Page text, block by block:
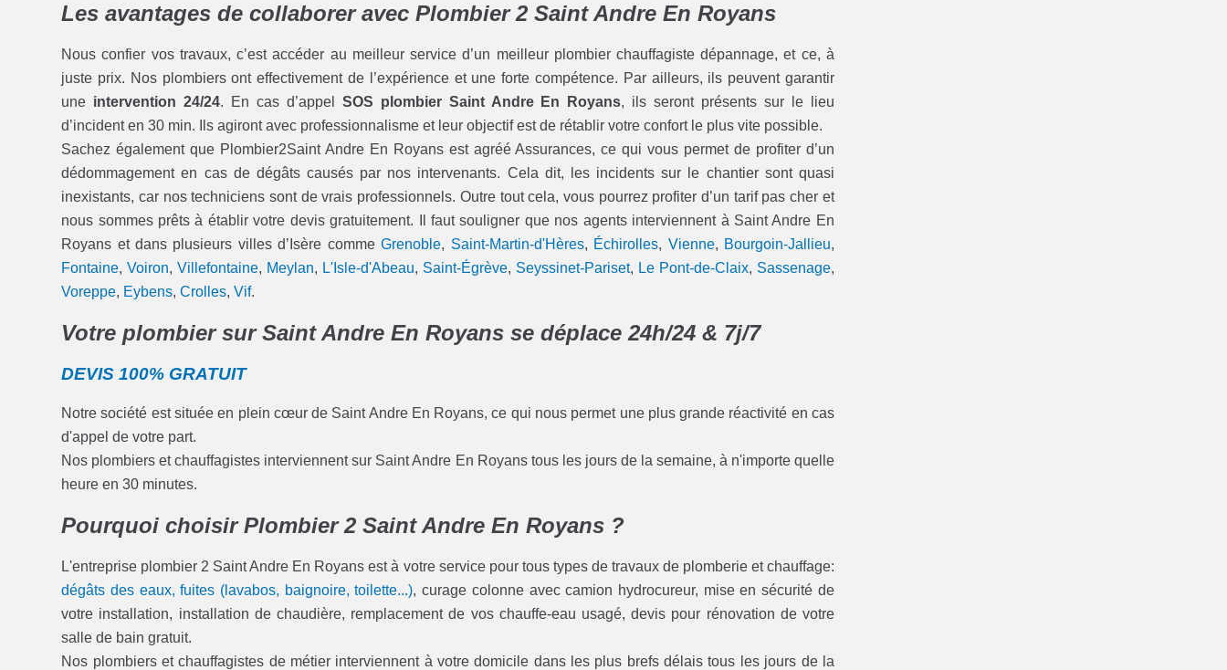
Les avantages de collaborer avec Plombier 2 Saint Andre En Royans
Nous confier vos travaux, c’est accéder au meilleur service d’un meilleur plombier chauffagiste dépannage, et ce, à
juste prix. Nos plombiers ont effectivement de l’expérience et une forte compétence. Par ailleurs, ils peuvent garantir
une intervention 24/24. En cas d’appel SOS plombier Saint Andre En Royans, ils seront présents sur le lieu
d’incident en 30 min. Ils agiront avec professionnalisme et leur objectif est de rétablir votre confort le plus vite possible.
Sachez également que Plombier2Saint Andre En Royans est agréé Assurances, ce qui vous permet de profiter d’un
dédommagement en cas de dégâts causés par nos intervenants. Cela dit, les incidents sur le chantier sont quasi
inexistants, car nos techniciens sont de vrais professionnels. Outre tout cela, vous pourrez profiter d’un tarif pas cher et
nous sommes prêts à établir votre devis gratuitement. Il faut souligner que nos agents interviennent à Saint Andre En
Royans et dans plusieurs villes d’Isère commeGrenoble, Saint-Martin-d'Hères, Échirolles, Vienne, Bourgoin-Jallieu,
Fontaine,Voiron,Villefontaine, Meylan, L'Isle-d'Abeau, Saint-Égrève, Seyssinet-Pariset, Le Pont-de-Claix, Sassenage,
Voreppe, Eybens,Crolles,Vif.
Votre plombier sur Saint Andre En Royans se déplace 24h/24 & 7j/7
DEVIS 100% GRATUIT
Notre société est située en plein cœur de Saint Andre En Royans, ce qui nous permet une plus grande réactivité en cas
d'appel de votre part.
Nos plombiers et chauffagistes interviennent sur Saint Andre En Royans tous les jours de la semaine, à n'importe quelle
heure en 30 minutes.
Pourquoi choisir Plombier 2 Saint Andre En Royans ?
L'entreprise plombier 2 Saint Andre En Royans est à votre service pour tous types de travaux de plomberie et chauffage:
dégâts des eaux, fuites (lavabos, baignoire, toilette...), curage colonne avec camion hydrocureur, mise en sécurité de
votre installation, installation de chaudière, remplacement de vos chauffe-eau usagé, devis pour rénovation de votre
salle de bain gratuit.
Nos plombiers et chauffagistes de métier interviennent à votre domicile dans les plus brefs délais tous les jours de la